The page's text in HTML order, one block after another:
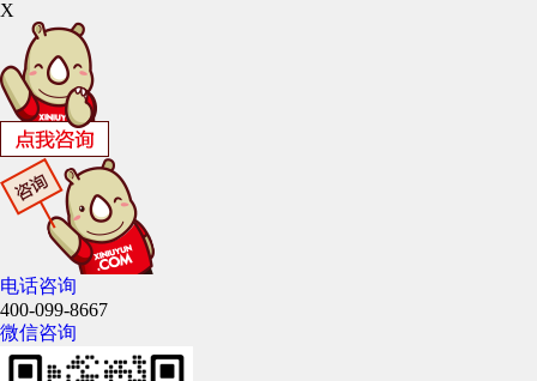
X
电话咨询
400-099-8667
微信咨询